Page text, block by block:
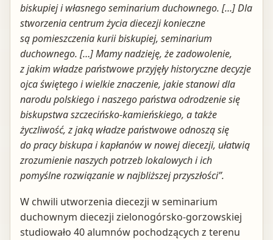
biskupiej i własnego seminarium duchownego. […] Dla
stworzenia centrum życia diecezji konieczne
są pomieszczenia kurii biskupiej, seminarium
duchownego. […] Mamy nadzieję, że zadowolenie,
z jakim władze państwowe przyjęły historyczne decyzje
ojca świętego i wielkie znaczenie, jakie stanowi dla
narodu polskiego i naszego państwa odrodzenie się
biskupstwa szczecińsko-kamieńskiego, a także
życzliwość, z jaką władze państwowe odnoszą się
do pracy biskupa i kapłanów w nowej diecezji, ułatwią
zrozumienie naszych potrzeb lokalowych i ich
pomyślne rozwiązanie w najbliższej przyszłości”.
W chwili utworzenia diecezji w seminarium
duchownym diecezji zielonogórsko-gorzowskiej
studiowało 40 alumnów pochodzących z terenu